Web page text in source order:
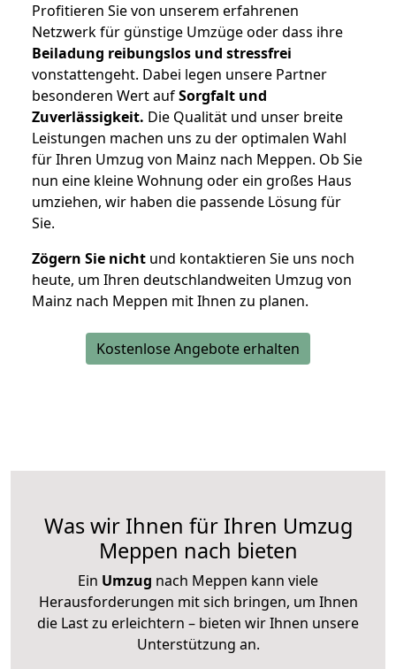
Profitieren Sie von unserem erfahrenen
Netzwerk für günstige Umzüge oder dass ihre
Beiladung reibungslos und stressfrei
vonstattengeht. Dabei legen unsere Partner
besonderen Wert aufSorgfalt und
Zuverlässigkeit. Die Qualität und unser breite
Leistungen machen uns zu der optimalen Wahl
für Ihren Umzug von Mainz nach Meppen. Ob Sie
nun eine kleine Wohnung oder ein großes Haus
umziehen, wir haben die passende Lösung für
Sie.
Zögern Sie nicht und kontaktieren Sie uns noch
heute, um Ihren deutschlandweiten Umzug von
Mainz nach Meppen mit Ihnen zu planen.
Kostenlose Angebote erhalten
Was wir Ihnen für Ihren Umzug
Meppen nach bieten
Ein Umzug nach Meppen kann viele
Herausforderungen mit sich bringen, um Ihnen
die Last zu erleichtern – bieten wir Ihnen unsere
Unterstützung an.